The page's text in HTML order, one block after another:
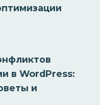
в WordPress:
и